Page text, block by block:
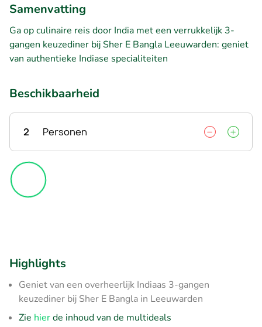
Samenvatting
Ga op culinaire reis door India met een verrukkelijk 3-
gangen keuzediner bij Sher E Bangla Leeuwarden: geniet
van authentieke Indiase specialiteiten
Beschikbaarheid
2 Personen
Highlights
Geniet van een overheerlijk Indiaas 3-gangen
keuzediner bij Sher E Bangla in Leeuwarden
Zie hierde inhoud van de multideals